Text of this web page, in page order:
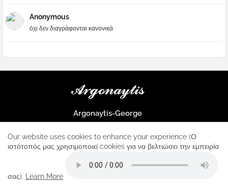
Anonymous
όχι δεν διαγράφονται κανονικά
Argonaytis-George
μοναδικός σταθμός για κάθε iphone
Home
Our website uses cookies to enhance your experience (Ο
ιστότοπός μας χρησιμοποιεί cookies για να βελτιώσει την εμπειρία
σας). Learn More